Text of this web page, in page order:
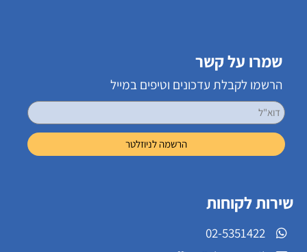
שמרו על קשר
הרשמו לקבלת עדכונים וטיפים במייל
שירות לקוחות
02-5351422